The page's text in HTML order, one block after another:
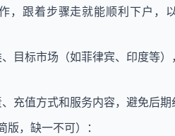
，跟着步骤走就能顺利下户，
目标市场（如菲律宾、印度等
充值方式和服务内容，避免后期
，缺一不可）：